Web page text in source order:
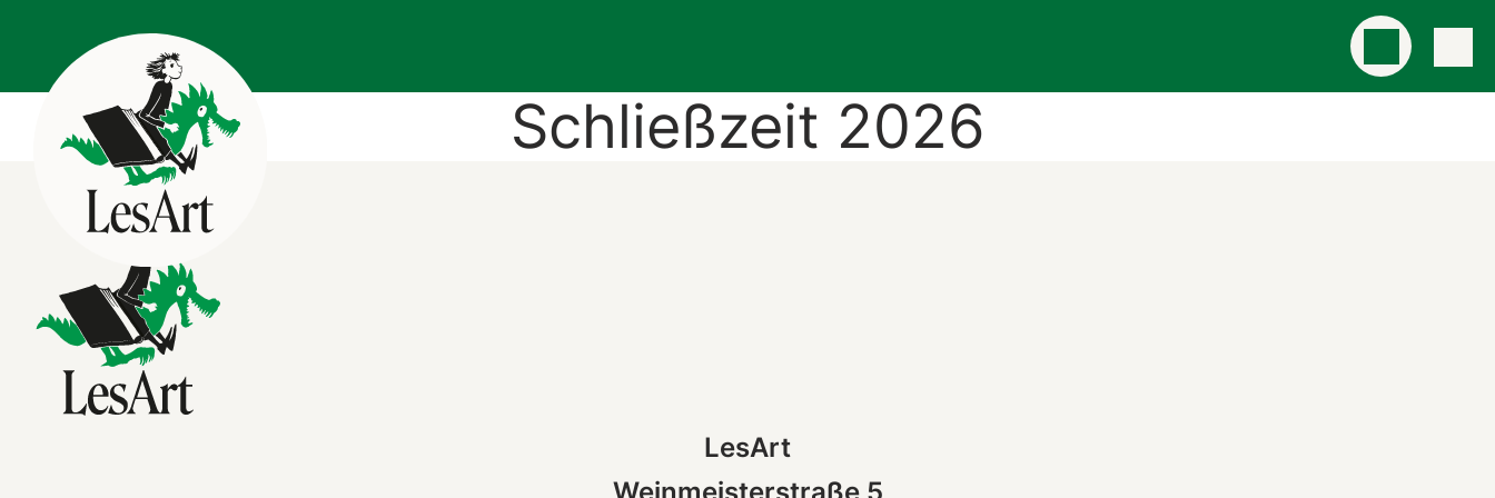
Schließzeit 2026
LesArt